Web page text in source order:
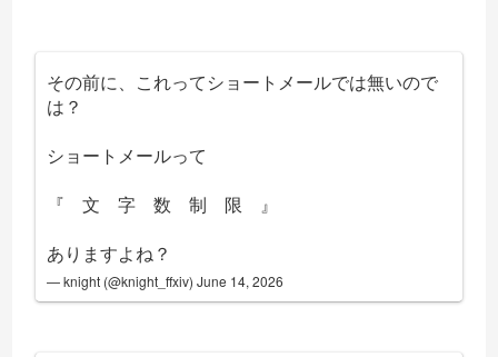
その前に、これってショートメールでは無いので
は？
ショートメールって
『 文 字 数 制 限 』
ありますよね？
— knight (@knight_ffxiv)June 14, 2026